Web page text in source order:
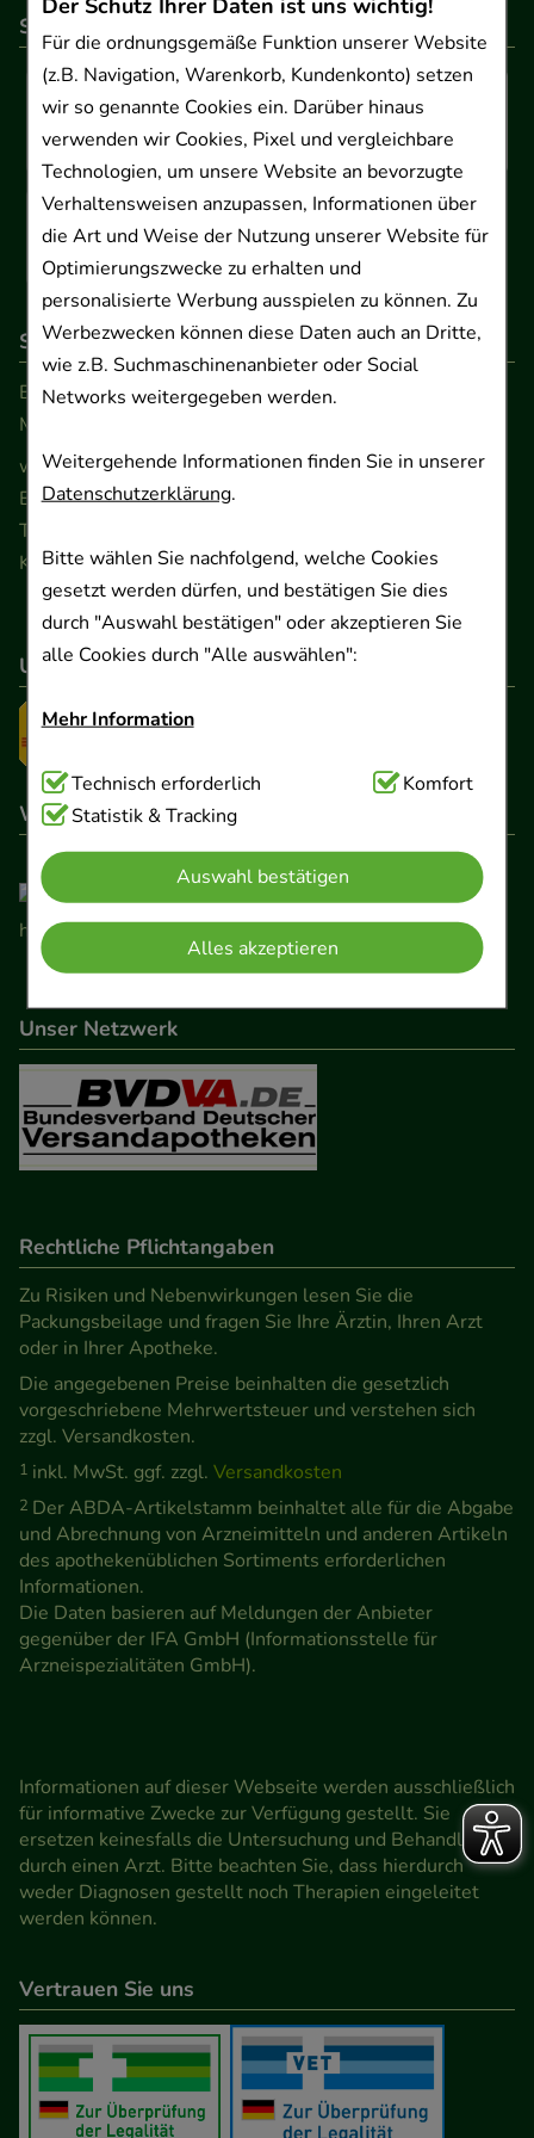
Für die ordnungsgemäße Funktion unserer Website
(z.B. Navigation, Warenkorb, Kundenkonto) setzen
wir so genannte Cookies ein. Darüber hinaus
verwenden wir Cookies, Pixel und vergleichbare
Technologien, um unsere Website an bevorzugte
Verhaltensweisen anzupassen, Informationen über
die Art und Weise der Nutzung unserer Website für
Optimierungszwecke zu erhalten und
personalisierte Werbung ausspielen zu können. Zu
Werbezwecken können diese Daten auch an Dritte,
wie z.B. Suchmaschinenanbieter oder Social
Networks weitergegeben werden.
Weitergehende Informationen finden Sie in unserer
Datenschutzerklärung.
Bitte wählen Sie nachfolgend, welche Cookies
gesetzt werden dürfen, und bestätigen Sie dies
durch "Auswahl bestätigen" oder akzeptieren Sie
alle Cookies durch "Alle auswählen":
Mehr Information
Technisch Notwendig:Hierbei handelt es sich um
Cookies, die für die Grundfunktionen unserer
Website notwendig sind (z.B. Navigation,
Warenkorb, Kundenkonto), weshalb auf diese nicht
verzichtet werden kann.
Komfort:Diese Cookies werden genutzt um das
Einkaufserlebnis noch ansprechender zu gestalten,
beispielsweise für die Wiedererkennung des
Besuchers oder unsere Seite an bevorzugte
Verhaltensweisen (z.B. Spracheinstellung)
anzupassen. Komfort-Cookies ermöglichen es uns
auch auf Ihre Bedürfnisse zugeschrittene Inhalte
betreiben.
Statistik & Tracking:Hierüber lassen sich
Informationen über die Art und Weise der Nutzung
unserer Website sammeln, mit deren Hilfe wir
unsere Website weiter für Sie optimieren können,
den Inhalt auf unserer Website aber auch die
Werbung auf Drittseiten möglichst relevant für Sie
teilweise an Dritte wie z.B. Google oder soziale
Medien übertragen werden.
Technisch erforderlich
Komfort
Statistik & Tracking
Auswahl bestätigen
Alles akzeptieren
So können Sie bezahlen
So erreichen Sie uns
Beratung und Kundenservice:
Montag - Freitag von 9.00 bis 17.00 Uhr
www.ApoSalis.de· E-Mail:info@ApoSalis.de
Ernst-August-Platz 2 · 30159 Hannover
Telefon 0511 89 71 80 0 · Fax 0511 89 71 80 11
Kontaktformular
Unser Versanddienstleister
Wir sind hier gelistet
Unser Netzwerk
Rechtliche Pflichtangaben
Zu Risiken und Nebenwirkungen lesen Sie die
Packungsbeilage und fragen Sie Ihre Ärztin, Ihren Arzt
oder in Ihrer Apotheke.
Die angegebenen Preise beinhalten die gesetzlich
vorgeschriebene Mehrwertsteuer und verstehen sich
zzgl. Versandkosten.
1 inkl. MwSt. ggf. zzgl. Versandkosten
2 Der ABDA-Artikelstamm beinhaltet alle für die Abgabe
und Abrechnung von Arzneimitteln und anderen Artikeln
des apothekenüblichen Sortiments erforderlichen
Informationen.
Die Daten basieren auf Meldungen der Anbieter
gegenüber der IFA GmbH (Informationsstelle für
Arzneispezialitäten GmbH).
Informationen auf dieser Webseite werden ausschließlich
für informative Zwecke zur Verfügung gestellt. Sie
ersetzen keinesfalls die Untersuchung und Behandlung
durch einen Arzt. Bitte beachten Sie, dass hierdurch
weder Diagnosen gestellt noch Therapien eingeleitet
werden können.
Vertrauen Sie uns